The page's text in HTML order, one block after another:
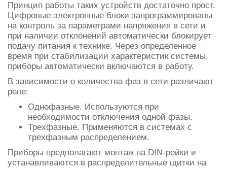
Принцип работы таких устройств достаточно прост.
Цифровые электронные блоки запрограммированы
на контроль за параметрами напряжения в сети и
при наличии отклонений автоматически блокирует
подачу питания к технике. Через определенное
время при стабилизации характеристик системы,
приборы автоматически включаются в работу.
В зависимости о количества фаз в сети различают
реле:
Однофазные. Используются при
необходимости отключения одной фазы.
Трехфазные. Применяются в системах с
трехфазным распределением.
Приборы предполагают монтаж на DIN-рейки и
устанавливаются в распределительные щитки на